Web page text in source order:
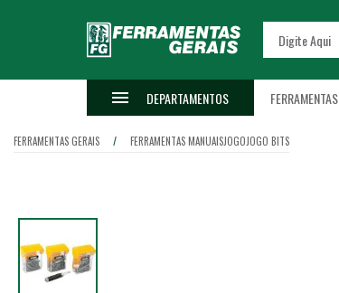
DEPARTAMENTOS
FERRAMENTAS GERAIS FERRAMENTAS MANUAISJOGOJOGO BITS